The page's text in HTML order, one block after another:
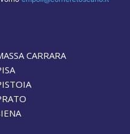
CARRARA